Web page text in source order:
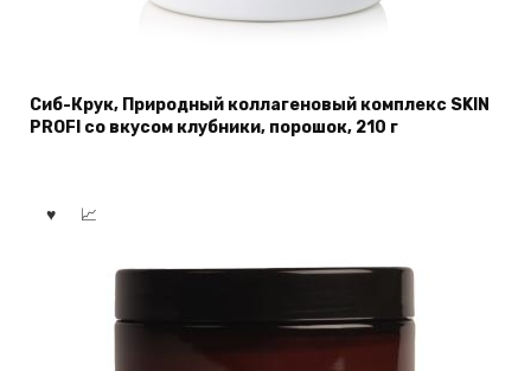
Сиб-Крук, Природный коллагеновый комплекс SKIN
PROFI со вкусом клубники, порошок, 210 г